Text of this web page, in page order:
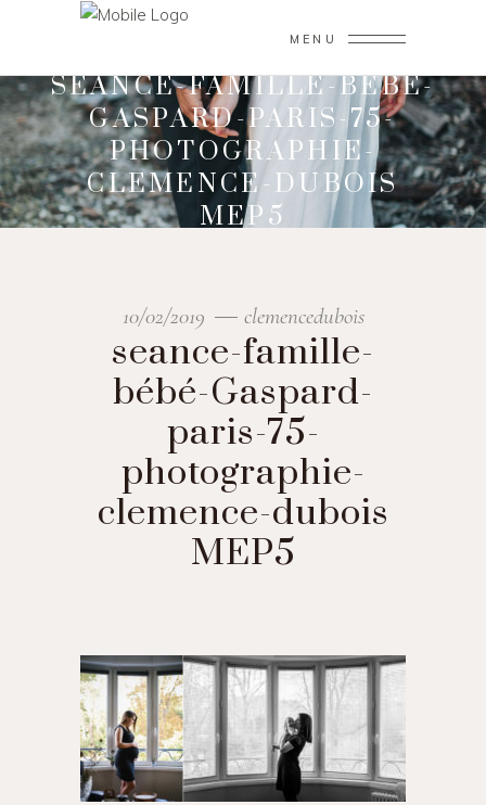
MENU
SEANCE-FAMILLE-BÉBÉ-
GASPARD-PARIS-75-
PHOTOGRAPHIE-
CLEMENCE-DUBOIS
MEP5
10/02/2019 clemencedubois
seance-famille-
bébé-Gaspard-
paris-75-
photographie-
clemence-dubois
MEP5